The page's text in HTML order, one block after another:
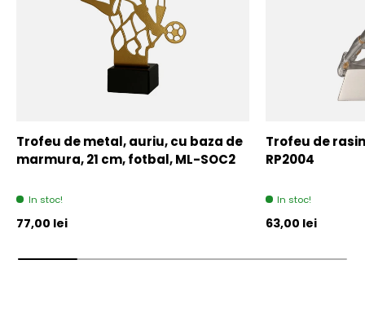
Trofeu de metal, auriu, cu baza de
marmura, 21 cm, fotbal, ML-SOC2
In stoc!
Pret initial
77,00 lei
Trofeu de
RP2004
In stoc!
Pret initial
63,00 lei